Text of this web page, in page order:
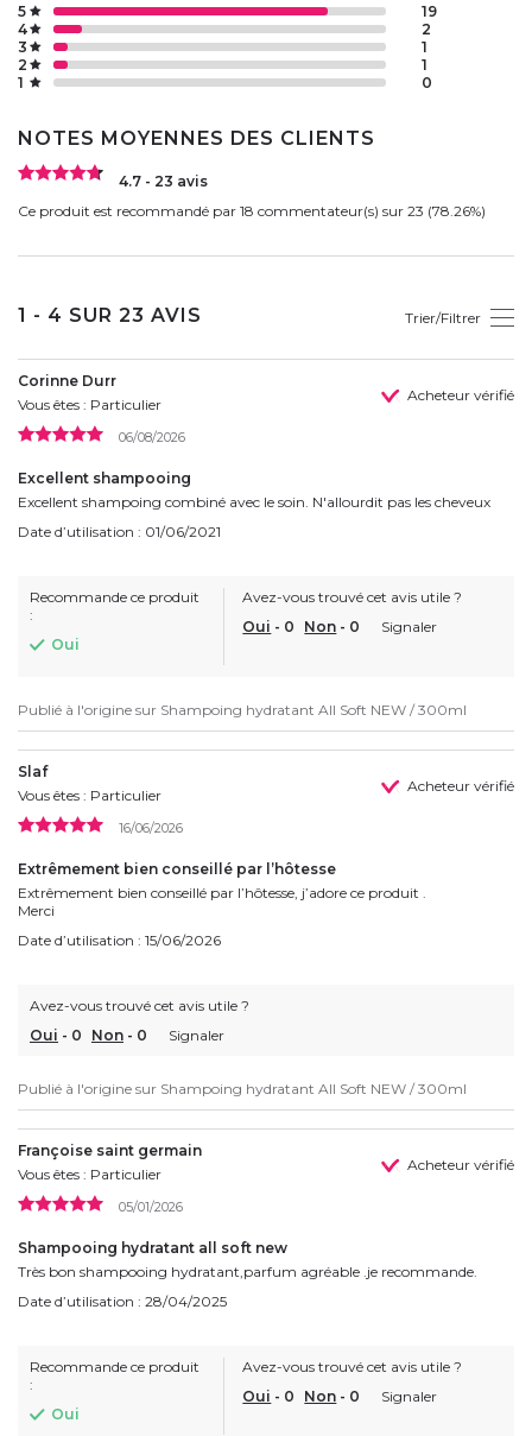
1 0
2 1
3 1
4 2
5 19
NOTES MOYENNES DES CLIENTS
4.7 - 23 avis
Ce produit est recommandé par 18 commentateur(s) sur 23 (78.26%)
1 - 4 SUR 23 AVIS Trier/Filtrer
Corinne Durr
Vous êtes : Particulier
Acheteur vérifié
06/08/2026
Excellent shampooing
Excellent shampoing combiné avec le soin. N'allourdit pas les cheveux
Date d’utilisation : 01/06/2021
Recommande ce produit
:
Oui
Avez-vous trouvé cet avis utile ?
Oui - 0 Non - 0 Signaler
Publié à l'origine sur Shampoing hydratant All Soft NEW / 300ml
Slaf
Vous êtes : Particulier
Acheteur vérifié
16/06/2026
Extrêmement bien conseillé par l’hôtesse
Extrêmement bien conseillé par l’hôtesse, j’adore ce produit .
Merci
Date d’utilisation : 15/06/2026
Avez-vous trouvé cet avis utile ?
Oui - 0 Non - 0 Signaler
Publié à l'origine sur Shampoing hydratant All Soft NEW / 300ml
Françoise saint germain
Vous êtes : Particulier
Acheteur vérifié
05/01/2026
Shampooing hydratant all soft new
Très bon shampooing hydratant,parfum agréable .je recommande.
Date d’utilisation : 28/04/2025
Recommande ce produit
:
Oui
Avez-vous trouvé cet avis utile ?
Oui - 0 Non - 0 Signaler